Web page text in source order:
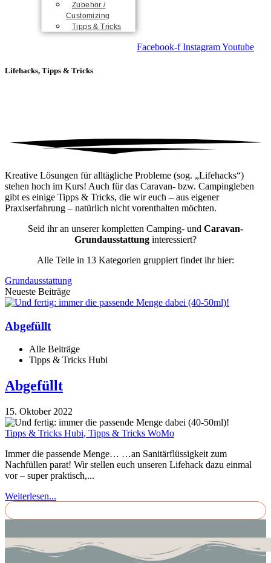
Zubehör /
Customizing
Tipps & Tricks
Facebook-f InstagramYoutube
Lifehacks, Tipps & Tricks
Kreative Lösungen für alltägliche Probleme (sog. „Lifehacks“)
stehen hoch im Kurs! Auch für das Caravan- bzw. Campingleben
gibt es einige Tipps & Tricks, die wir euch – aus eigener
Praxiserfahrung – natürlich nicht vorenthalten möchten.
Seid ihr an unserer kompletten Camping- und Caravan-
Grundausstattung interessiert?
Alle Teile in 13 Kategorien gruppiert findet ihr hier:
Grundausstattung
Neueste Beiträge
Abgefüllt
Alle Beiträge
Tipps & Tricks Hubi
Abgefüllt
15. Oktober 2022
Tipps & Tricks Hubi, Tipps & Tricks WoMo
Immer die passende Menge… …an Sanitärflüssigkeit zum
Nachfüllen parat! Wir stellen euch unseren Lifehack dazu einmal
vor – super praktisch,...
Weiterlesen...